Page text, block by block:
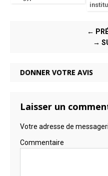
←
→
DONNER VOTRE AVIS
Laisser un
Votre adresse de
Commentaire